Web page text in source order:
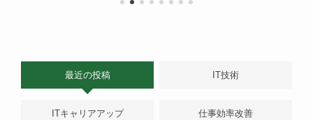
最近の投稿 IT技術
ITキャリアアップ 仕事効率改善